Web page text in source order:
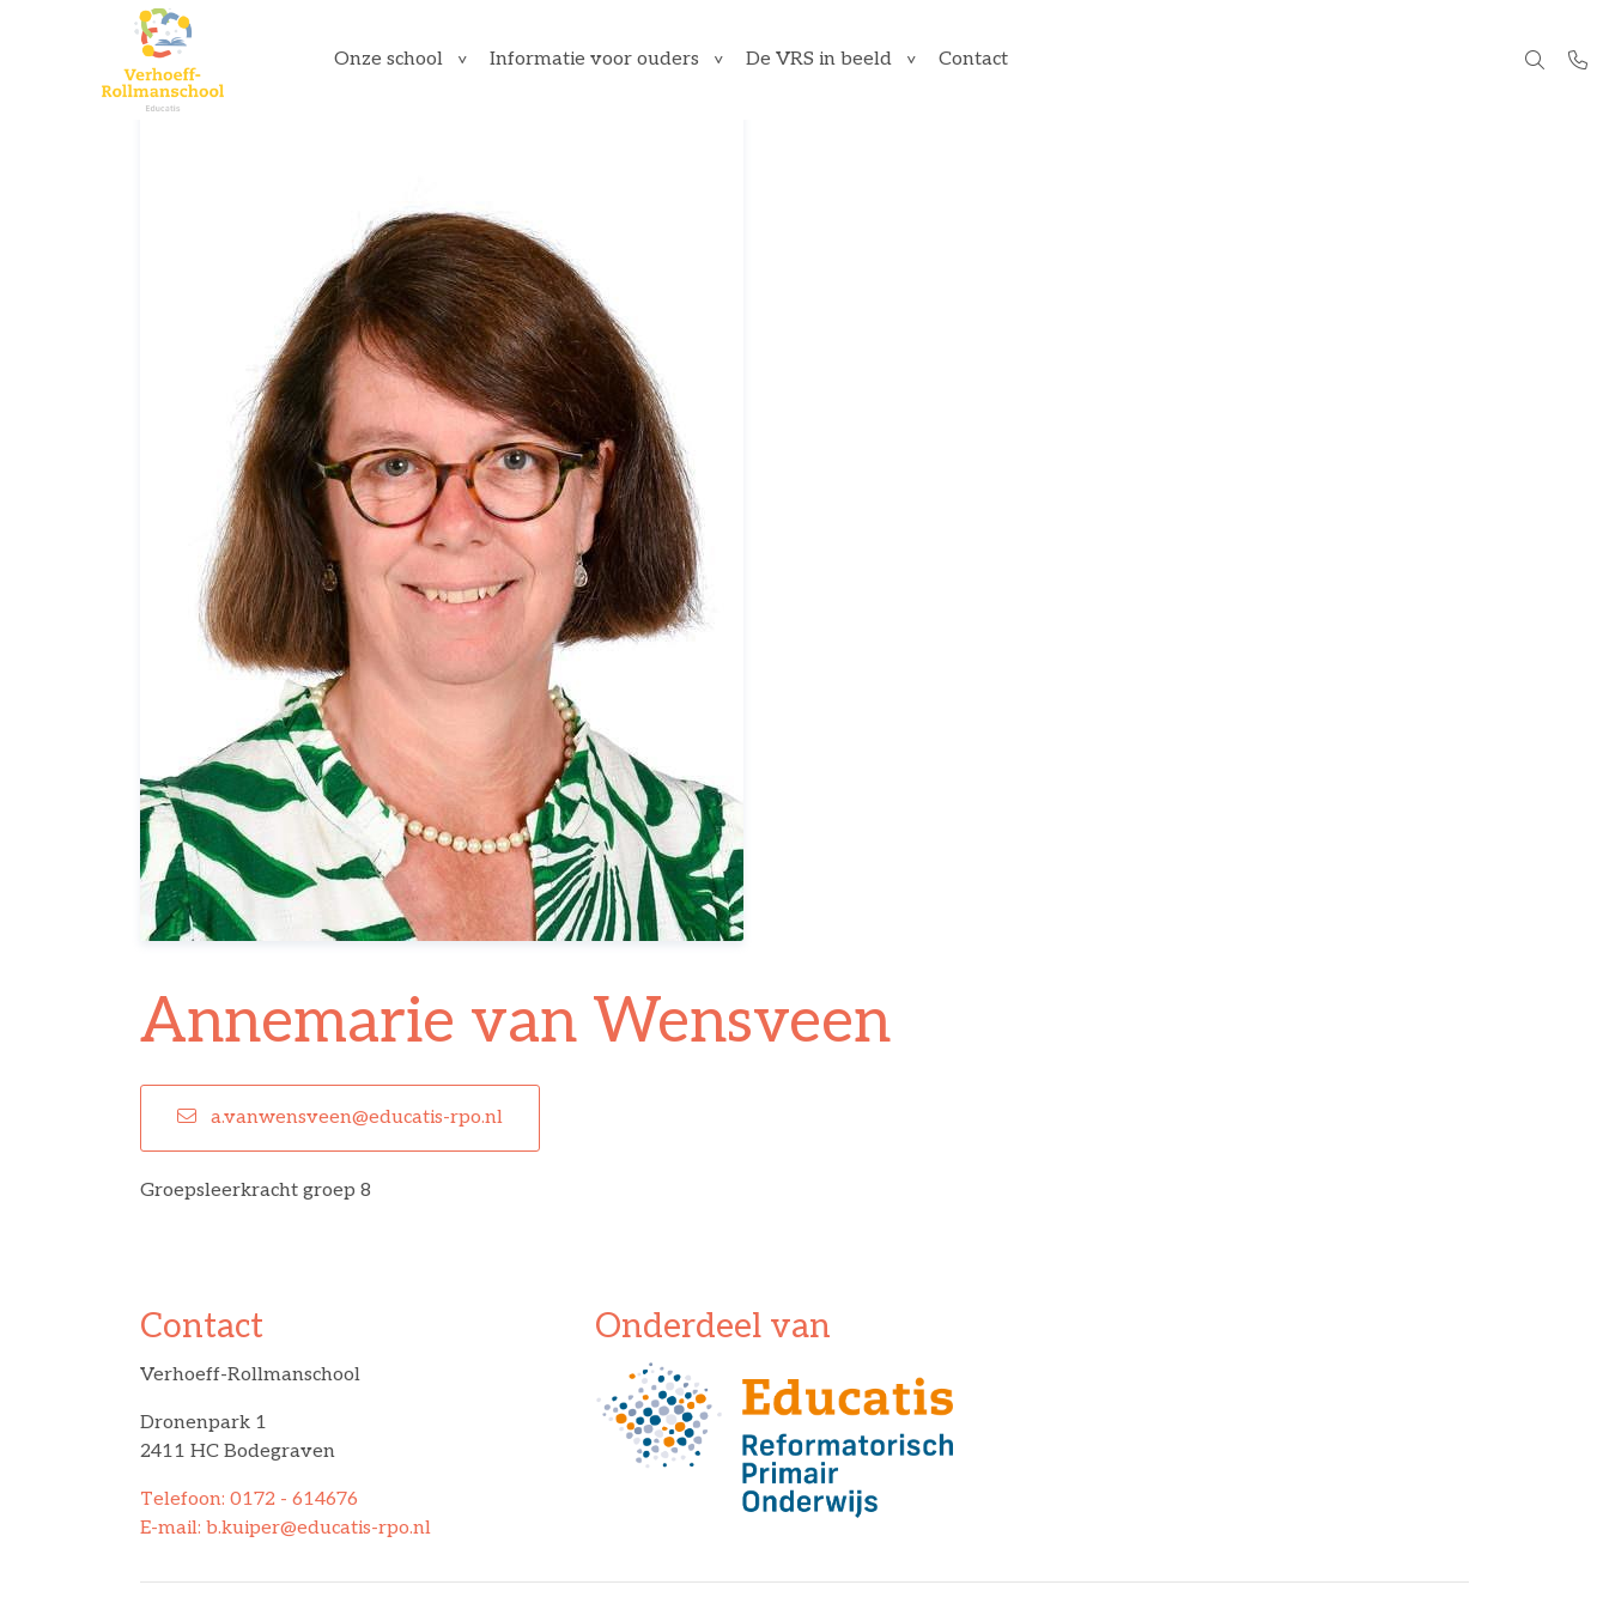
Onze school Informatie voor ouders De VRS in beeld Contact
Annemarie van Wensveen
a.vanwensveen@educatis-rpo.nl
Groepsleerkracht groep 8
Contact
Verhoeff-Rollmanschool
Dronenpark 1
2411 HC Bodegraven
Telefoon: 0172 - 614676
E-mail: b.kuiper@educatis-rpo.nl
Onderdeel van